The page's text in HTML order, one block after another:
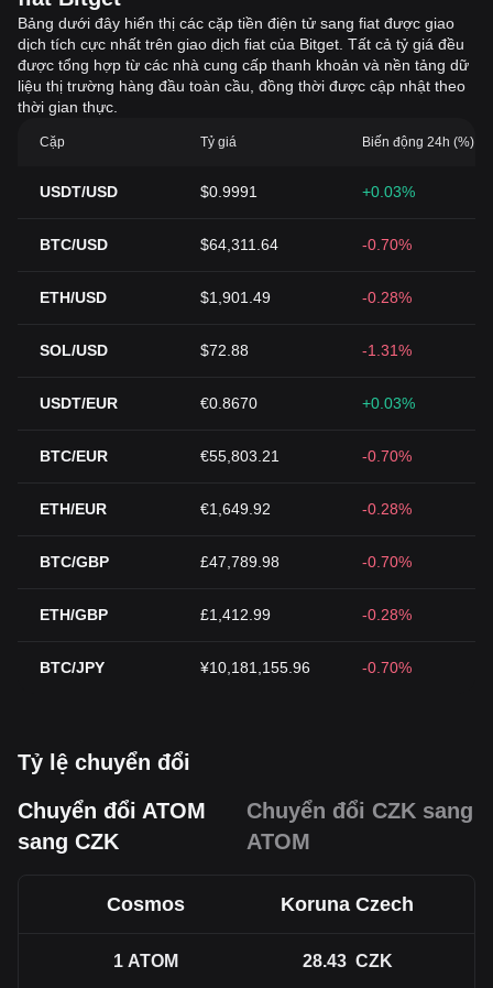
Bảng dưới đây hiển thị các cặp tiền điện tử sang fiat được giao
dịch tích cực nhất trên giao dịch fiat của Bitget. Tất cả tỷ giá đều
được tổng hợp từ các nhà cung cấp thanh khoản và nền tảng dữ
liệu thị trường hàng đầu toàn cầu, đồng thời được cập nhật theo
thời gian thực.
Cặp Tỷ giá Biến động 24h (%)
USDT/USD $0.9991 +0.03%
BTC/USD $64,311.64 -0.70%
ETH/USD $1,901.49 -0.28%
SOL/USD $72.88 -1.31%
USDT/EUR €0.8670 +0.03%
BTC/EUR €55,803.21 -0.70%
ETH/EUR €1,649.92 -0.28%
BTC/GBP £47,789.98 -0.70%
ETH/GBP £1,412.99 -0.28%
BTC/JPY ¥10,181,155.96 -0.70%
Tỷ lệ chuyển đổi
Chuyển đổi ATOM
sang CZK
Chuyển đổi CZK sang
ATOM
Cosmos Koruna Czech
1 ATOM 28.43 CZK